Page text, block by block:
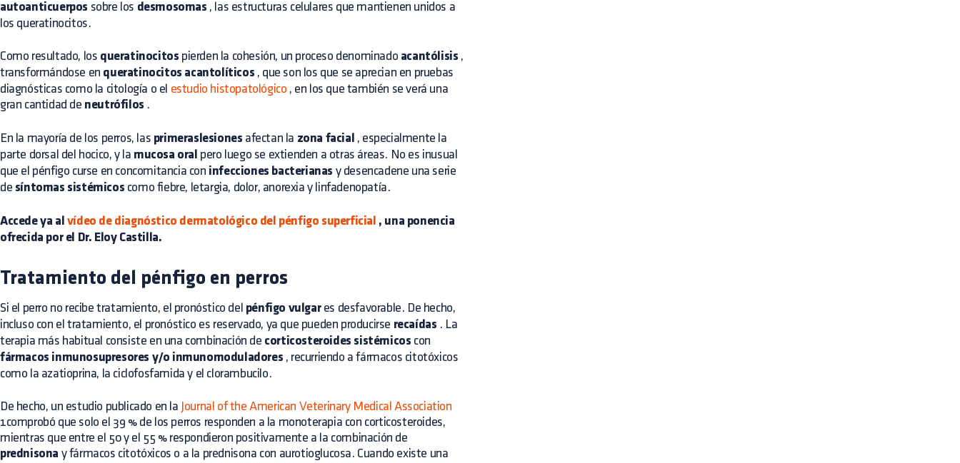
autoanticuerpos sobre los desmosomas , las estructuras celulares que mantienen unidos a
los queratinocitos.
Como resultado, los queratinocitos pierden la cohesión, un proceso denominado acantólisis ,
transformándose en queratinocitos acantolíticos , que son los que se aprecian en pruebas
diagnósticas como la citología o el estudio histopatológico , en los que también se verá una
gran cantidad de neutrófilos .
En la mayoría de los perros, las primeraslesiones afectan la zona facial , especialmente la
parte dorsal del hocico, y la mucosa oral pero luego se extienden a otras áreas. No es inusual
que el pénfigo curse en concomitancia con infecciones bacterianas y desencadene una serie
de síntomas sistémicos como fiebre, letargia, dolor, anorexia y linfadenopatía.
Accede ya al vídeo de diagnóstico dermatológico del pénfigo superficial , una ponencia
ofrecida por el Dr. Eloy Castilla.
Tratamiento del pénfigo en perros
Si el perro no recibe tratamiento, el pronóstico del pénfigo vulgares desfavorable. De hecho,
incluso con el tratamiento, el pronóstico es reservado, ya que pueden producirse recaídas . La
terapia más habitual consiste en una combinación de corticosteroides sistémicos con
fármacos inmunosupresores y/o inmunomoduladores , recurriendo a fármacos citotóxicos
como la azatioprina, la ciclofosfamida y el clorambucilo.
De hecho, un estudio publicado en la Journal of the American Veterinary Medical Association
1comprobó que solo el 39 % de los perros responden a la monoterapia con corticosteroides,
mientras que entre el 50 y el 55 % respondieron positivamente a la combinación de
prednisona y fármacos citotóxicos o a la prednisona con aurotioglucosa. Cuando existe una